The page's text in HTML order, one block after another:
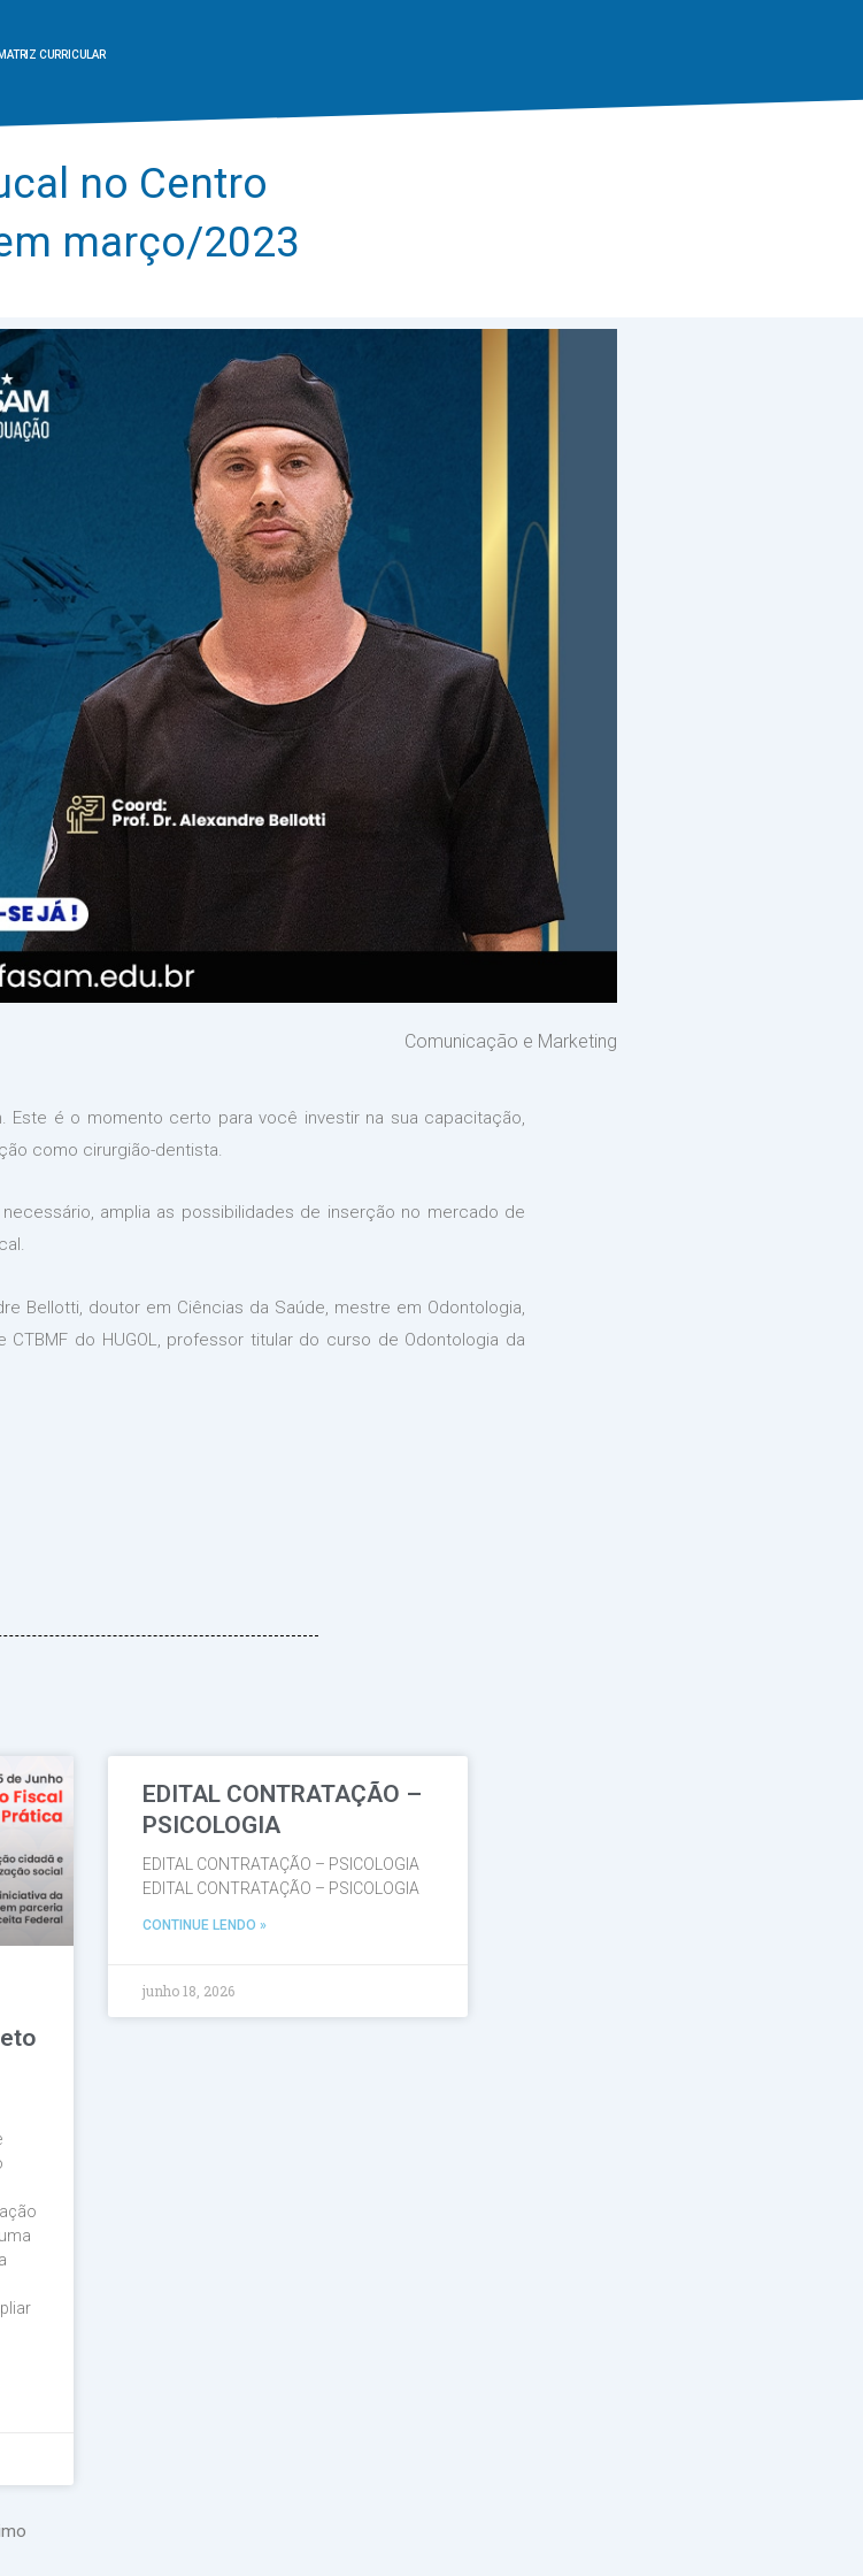
MATRIZ CURRICULAR
no Centro
março/2023
Comunicação e Marketing
Este é o momento certo para você investir na sua capacitação,
como cirurgião-dentista.
amplia as possibilidades de inserção no mercado de
Bellotti, doutor em Ciências da Saúde, mestre em Odontologia,
do HUGOL, professor titular do curso de Odontologia da
EDITAL CONTRATAÇÃO –
PSICOLOGIA
EDITAL CONTRATAÇÃO – PSICOLOGIA
EDITAL CONTRATAÇÃO – PSICOLOGIA
CONTINUE LENDO »
junho 18, 2026